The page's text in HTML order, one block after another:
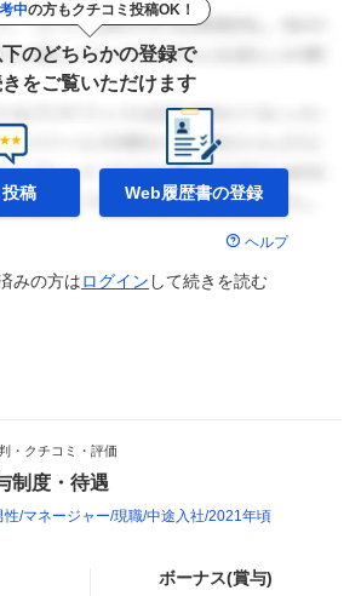
中の方もクチコミ投稿OK！
下のどちらかの登録で
をご覧いただけます
稿 Web履歴書の登録
ヘルプ
みの方はログイン して続きを読む
・クチコミ・評価
制度・待遇
性 マネージャー 現職 中途入社 2021年頃
ボーナス(賞与)